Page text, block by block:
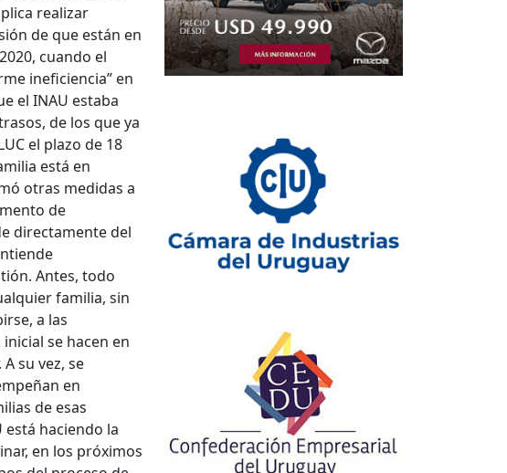
realizar
de que están en
cuando el
ineficiencia” en
el INAU estaba
de los que ya
el plazo de 18
está en
otras medidas a
de
directamente del
Antes, todo
familia, sin
a las
se hacen en
su vez, se
en
de esas
está haciendo la
en los próximos